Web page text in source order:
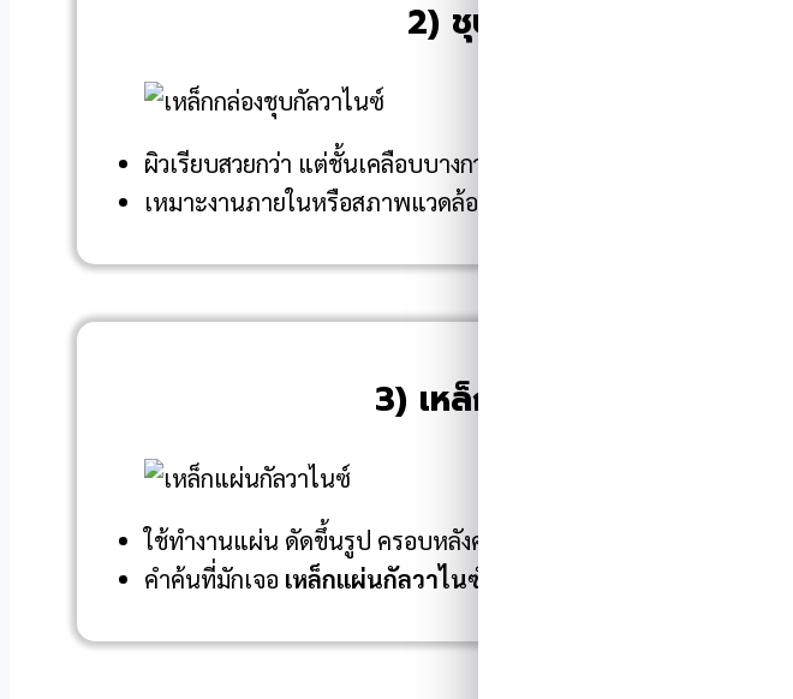
2) ชุบกัลวาไนซ์แบบชุบไ
ผิวเรียบสวยกว่า แต่ชั้นเคลือบบางกว่า
เหมาะงานภายในหรือสภาพแวดล้อมไม่โหดมาก
3) เหล็กแผ่นกัลวาไนซ์ (GI
ใช้ทำงานแผ่น ดัดขึ้นรูป ครอบหลังคา งานประกอบ
คำค้นที่มักเจอ เหล็กแผ่นกัลวาไนซ์